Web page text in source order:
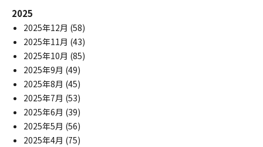
2025
2025年12月 (58)
2025年11月 (43)
2025年10月 (85)
2025年9月 (49)
2025年8月 (45)
2025年7月 (53)
2025年6月 (39)
2025年5月 (56)
2025年4月 (75)